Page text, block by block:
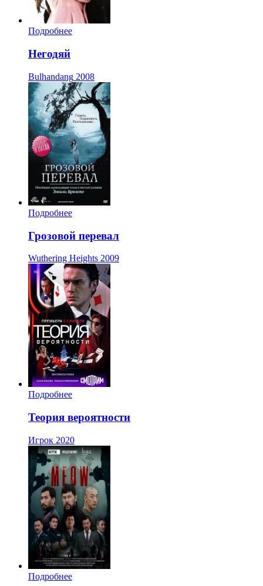
Подробнее
Негодяй
Bulhandang 2008
Подробнее
Грозовой перевал
Wuthering Heights 2009
Подробнее
Теория вероятности
Игрок 2020
Подробнее